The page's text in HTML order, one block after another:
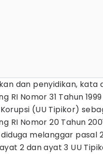
dan penyidikan, kata
RI Nomor 31 Tahun
(UU Tipikor)
RI Nomor 20 Tahun
melanggar pasal
2 dan ayat 3 UU